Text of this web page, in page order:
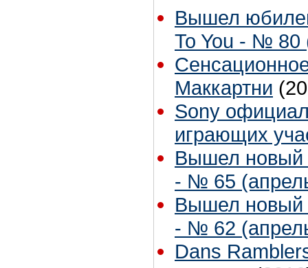
Вышел
To You - № 80
Маккартни
Sony
играющих
Вышел новый
- № 65
Вышел новый
- № 62
Dans